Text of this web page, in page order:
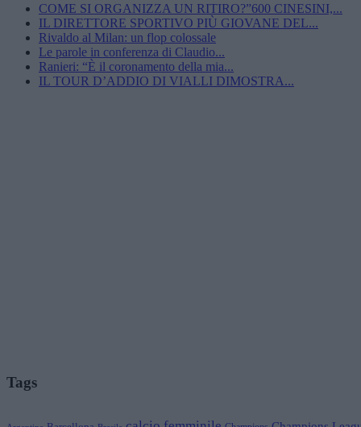
COME SI ORGANIZZA UN RITIRO?”600 CINESINI,...
IL DIRETTORE SPORTIVO PIÙ GIOVANE DEL...
Rivaldo al Milan: un flop colossale
Le parole in conferenza di Claudio...
Ranieri: “È il coronamento della mia...
IL TOUR D’ADDIO DI VIALLI DIMOSTRA...
Tags